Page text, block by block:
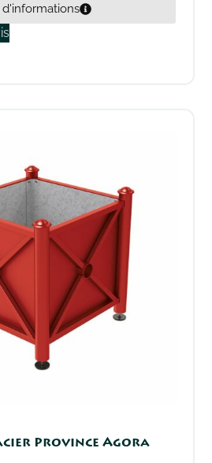
d'informations
Province Agora